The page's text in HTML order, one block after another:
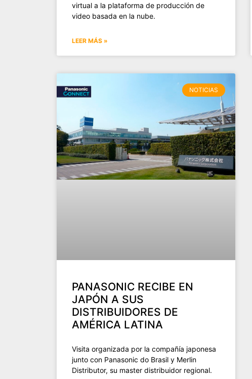
virtual a la plataforma de producción de
video basada en la nube.
LEER MÁS »
NOTICIAS
PANASONIC RECIBE EN
JAPÓN A SUS
DISTRIBUIDORES DE
AMÉRICA LATINA
Visita organizada por la compañía japonesa
junto con Panasonic do Brasil y Merlin
Distributor, su master distribuidor regional.